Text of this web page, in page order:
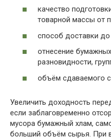
качество
товарной массы от
способ доставки
отнесение
разновидности,
объём сдаваемого
Увеличить доходность
если заблаговременно
мусора бумажный хлам,
больший объём сырья. При